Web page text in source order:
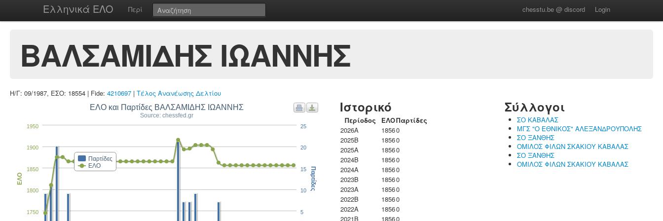
Ελληνικά ΕΛΟ Περί chesstu.be @ discord Login
ΒΑΛΣΑΜΙΔΗΣ ΙΩΑΝΝΗΣ
Η/Γ: 09/1987, ΕΣΟ: 18554 | Fide: 4210697 | Τέλος Ανανέωσης Δελτίου
ΕΛΟ και Παρτίδες ΒΑΛΣΑΜΙΔΗΣ ΙΩΑΝΝΗΣ
Source: chessfed.gr
Παρτίδες
ΕΛΟ
1750
1800
1850
1900
1950
ΕΛΟ
5
10
15
20
25
Παρτίδες
Ιστορικό
Περίοδος ΕΛΟΠαρτίδες
2026A
18560
2025B
18560
2025A
18560
2024B
18560
2024A
18560
2023B
18560
2023Α
18560
2022B
18560
2022A
18560
2021B
18560
Σύλλογοι
ΣΟ ΚΑΒΑΛΑΣ
ΜΓΣ "Ο ΕΘΝΙΚΟΣ" ΑΛΕΞΑΝΔΡΟΥΠΟΛΗΣ
ΣΟ ΞΑΝΘΗΣ
ΟΜΙΛΟΣ ΦΙΛΩΝ ΣΚΑΚΙΟΥ ΚΑΒΑΛΑΣ
ΣΟ ΞΑΝΘΗΣ
ΟΜΙΛΟΣ ΦΙΛΩΝ ΣΚΑΚΙΟΥ ΚΑΒΑΛΑΣ